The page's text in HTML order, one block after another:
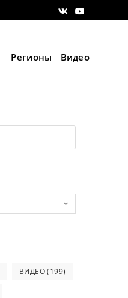
Регионы Видео
ВИДЕО(199)